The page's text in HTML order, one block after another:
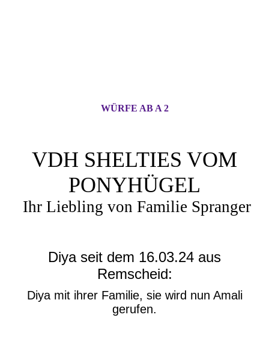
WÜRFE AB A 2
VDH SHELTIES VOM
PONYHÜGEL
Ihr Liebling von Familie Spranger
Diya seit dem 16.03.24 aus
Remscheid:
Diya mit ihrer Familie, sie wird nun Amali
gerufen.